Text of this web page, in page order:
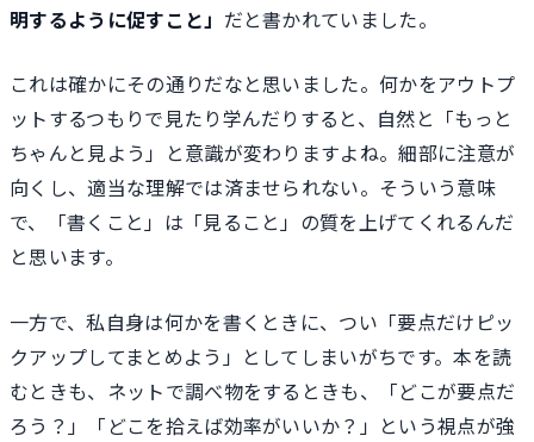
明するように促すこと」 だと書かれていました。
これは確かにその通りだなと思いました。何かをアウトプ
ットするつもりで見たり学んだりすると、自然と「もっと
ちゃんと見よう」と意識が変わりますよね。細部に注意が
向くし、適当な理解では済ませられない。そういう意味
で、「書くこと」は「見ること」の質を上げてくれるんだ
と思います。
一方で、私自身は何かを書くときに、つい「要点だけピッ
クアップしてまとめよう」としてしまいがちです。本を読
むときも、ネットで調べ物をするときも、「どこが要点だ
ろう？」「どこを拾えば効率がいいか？」という視点が強